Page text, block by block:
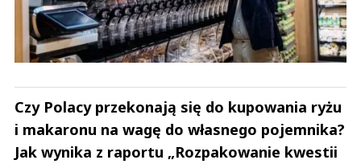
Czy Polacy przekonają się do kupowania ryżu
i makaronu na wagę do własnego pojemnika?
Jak wynika z raportu „Rozpakowanie kwestii